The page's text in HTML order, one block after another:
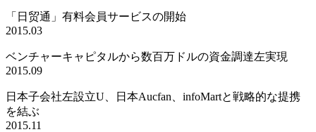
「日贸通」 有料会員サービスの開始
2015.03
ベンチャーキャピタルから数百万ドルの資金調達左実現
2015.09
日本子会社左設立U、 日本Aucfan、infoMartと戦略的な提携
を結ぶ
2015.11